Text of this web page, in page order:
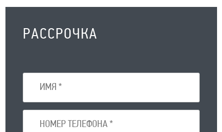
РАССРОЧКА